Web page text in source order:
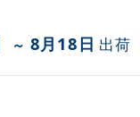
～ 8月18日 出荷